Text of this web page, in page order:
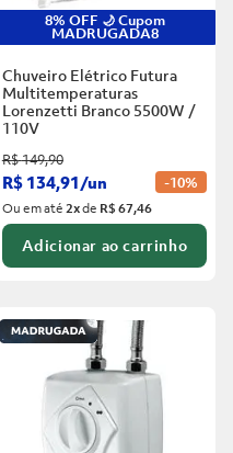
8% OFF 🌙 Cupom
MADRUGADA8
Chuveiro Elétrico Futura
Multitemperaturas
Lorenzetti Branco 5500W /
110V
R$149,90
R$ 134,91/un -10%
Ou em até2xde R$ 67,46
Adicionar ao carrinho